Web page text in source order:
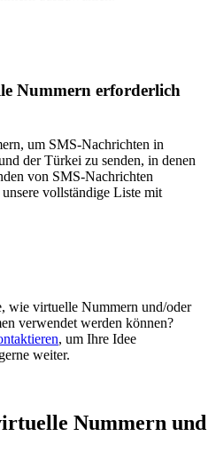
Nummern erforderlich
um SMS-Nachrichten in
der Türkei zu senden, in denen
von SMS-Nachrichten
vollständige Liste mit
wie virtuelle Nummern und/oder
verwendet werden können?
, um Ihre Idee
weiter.
Nummern und